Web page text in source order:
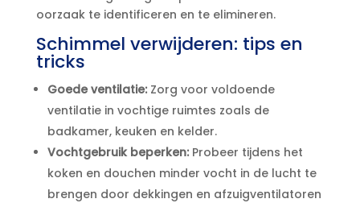
oorzaak te identificeren en te elimineren.​
Schimmel verwijderen: tips en
tricks
Goede ventilatie:Zorg voor voldoende
ventilatie in vochtige ruimtes zoals de
badkamer, keuken en kelder.​
Vochtgebruik beperken:Probeer tijdens het
koken en douchen minder vocht in de lucht te
brengen door dekkingen en afzuigventilatoren